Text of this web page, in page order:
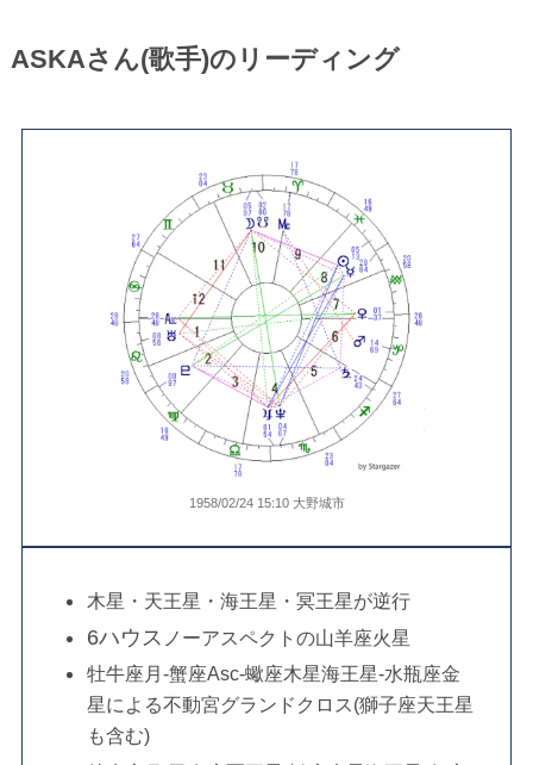
ASKAさん(歌手)のリーディング
1958/02/24 15:10 大野城市
木星・天王星・海王星・冥王星が逆行
6ハウス ノーアスペクトの山羊座火星
牡牛座月-蟹座Asc-蠍座木星海王星-水瓶座金
星による不動宮グランドクロス(獅子座天王星
も含む)